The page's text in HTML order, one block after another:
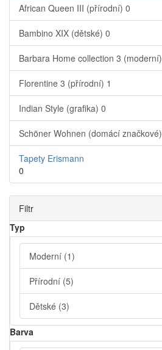
African Queen III (přírodní) 0
Bambino XIX (dětské) 0
Barbara Home collection 3 (moderní)
Florentine 3 (přírodní) 1
Indian Style (grafika) 0
Schöner Wohnen (domácí značkové)
Tapety Erismann
0
Filtr
Typ
Moderní (1)
Přírodní (5)
Dětské (3)
Barva